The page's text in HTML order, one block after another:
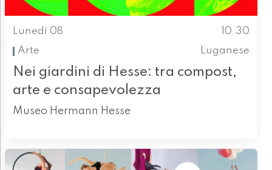
Lunedì 08
10.30
Arte
Luganese
Nei giardini di Hesse: tra compost,
arte e consapevolezza
Museo Hermann Hesse